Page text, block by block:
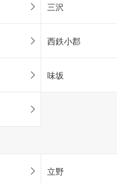
三沢
西鉄小郡
味坂
立野